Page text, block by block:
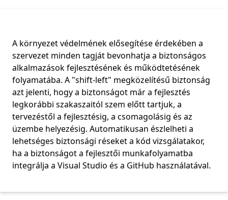
A környezet védelmének elősegítése érdekében a
szervezet minden tagját bevonhatja a biztonságos
alkalmazások fejlesztésének és működtetésének
folyamatába. A "shift-left" megközelítésű biztonság
azt jelenti, hogy a biztonságot már a fejlesztés
legkorábbi szakaszaitól szem előtt tartjuk, a
tervezéstől a fejlesztésig, a csomagolásig és az
üzembe helyezésig. Automatikusan észlelheti a
lehetséges biztonsági réseket a kód vizsgálatakor,
ha a biztonságot a fejlesztői munkafolyamatba
integrálja a Visual Studio és a GitHub használatával.